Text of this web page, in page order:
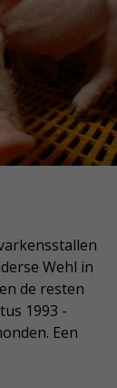
Wehl in
de resten
1993 -
Een